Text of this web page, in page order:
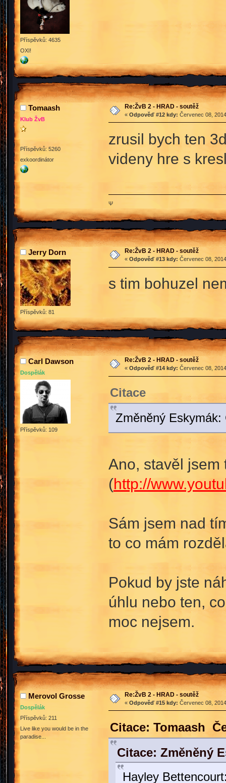
Příspěvků: 4635
OXI!
Tomaash
Klub ŽvB
Příspěvků: 5260
exkoordinátor
Re:ŽvB 2 - HRAD - soutěž
« Odpověď #12 kdy: Červenec 08,
zrusil bych ten
videny hre s
Ψ
Jerry Dorn
Příspěvků: 81
Re:ŽvB 2 - HRAD - soutěž
« Odpověď #13 kdy: Červenec 08,
s tim bohuzel
Carl Dawson
Dospělák
Příspěvků: 109
Re:ŽvB 2 - HRAD - soutěž
« Odpověď #14 kdy: Červenec 08,
Citace
Změněný
Ano, stavěl jsem
(http://
Sám jsem nad
to co mám
Pokud by jste
úhlu nebo ten,
moc nejsem.
Merovol Grosse
Dospělák
Příspěvků: 211
Live like you would be in the
paradise...
Re:ŽvB 2 - HRAD - soutěž
« Odpověď #15 kdy: Červenec 08,
Citace: Tomaash
Citace: Změněný
Hayley